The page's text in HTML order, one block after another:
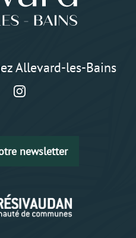
Allevard-les-Bains
newsletter